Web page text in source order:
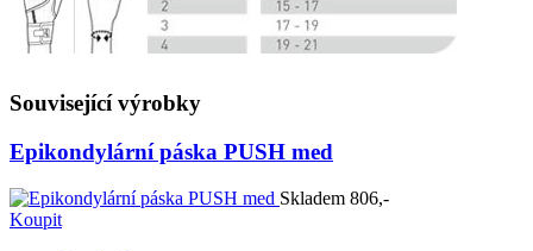
Související výrobky
Epikondylární páska PUSH med
Skladem 806,-
Koupit